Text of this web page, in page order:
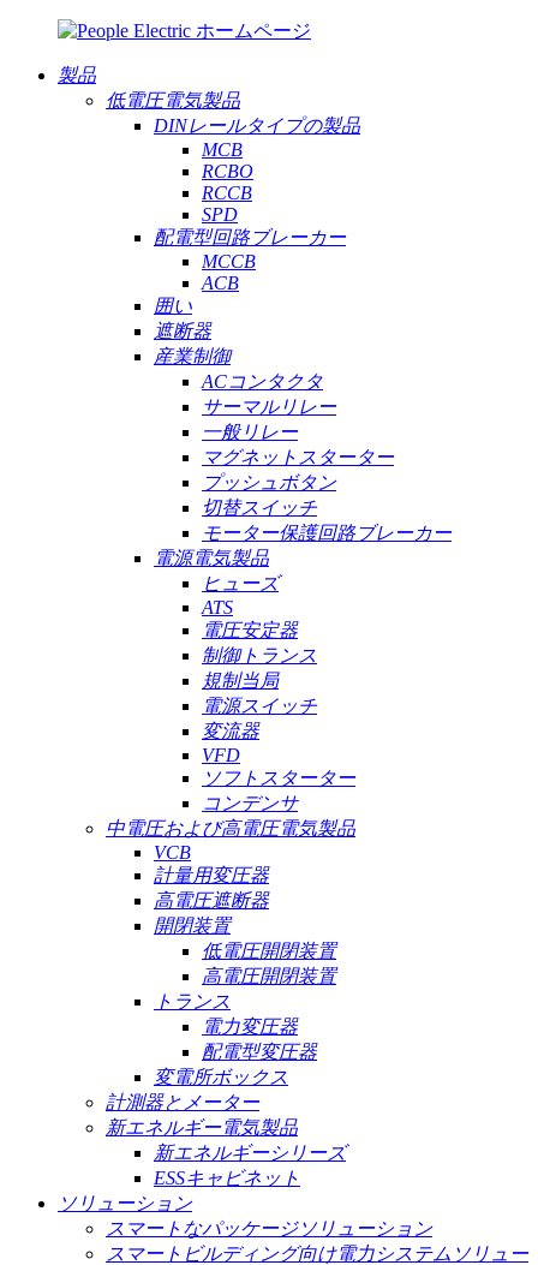
製品
低電圧電気製品
DINレールタイプの製品
MCB
RCBO
RCCB
SPD
配電型回路ブレーカー
MCCB
ACB
囲い
遮断器
産業制御
ACコンタクタ
サーマルリレー
一般リレー
マグネットスターター
プッシュボタン
切替スイッチ
モーター保護回路ブレーカー
電源電気製品
ヒューズ
ATS
電圧安定器
制御トランス
規制当局
電源スイッチ
変流器
VFD
ソフトスターター
コンデンサ
中電圧および高電圧電気製品
VCB
計量用変圧器
高電圧遮断器
開閉装置
低電圧開閉装置
高電圧開閉装置
トランス
電力変圧器
配電型変圧器
変電所ボックス
計測器とメーター
新エネルギー電気製品
新エネルギーシリーズ
ESSキャビネット
ソリューション
スマートなパッケージソリューション
スマートビルディング向け電力システムソリュー